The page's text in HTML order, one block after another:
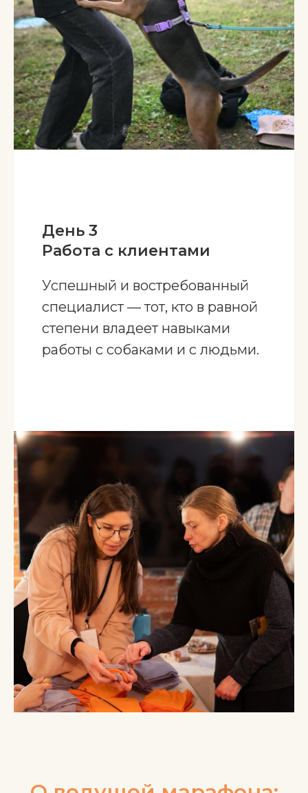
День 3
Работа с клиентами
Успешный и востребованный
специалист — тот, кто в равной
степени владеет навыками
работы с собаками и с людьми.